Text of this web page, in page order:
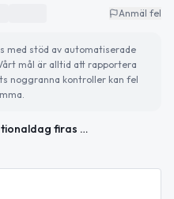
Anmäl fel
med stöd av automatiserade
mål är alltid att rapportera
noggranna kontroller kan fel
Samernas nationaldag firas med klar vinterdag i Gällivare